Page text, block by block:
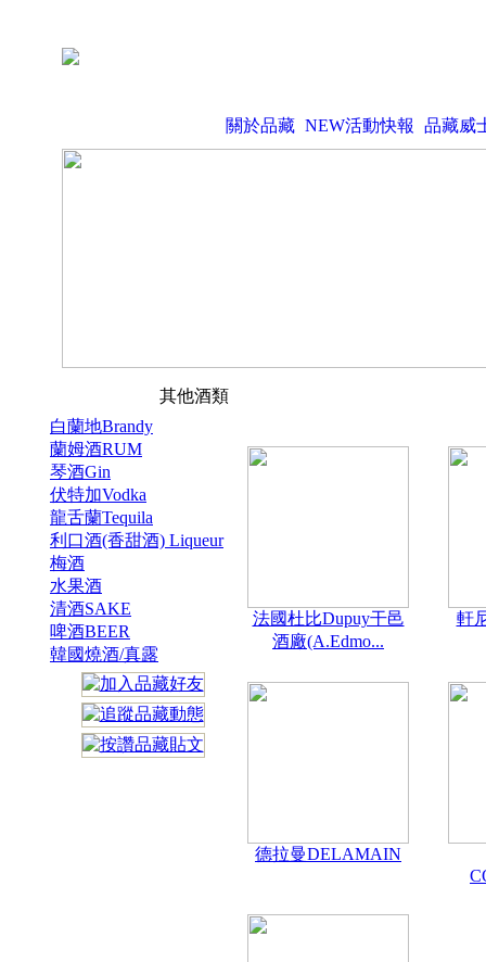
關於品藏 NEW活動快報 品藏威
其他酒類
白蘭地Brandy
蘭姆酒RUM
琴酒Gin
伏特加Vodka
龍舌蘭Tequila
利口酒(香甜酒) Liqueur
梅酒
水果酒
清酒SAKE
啤酒BEER
韓國燒酒/真露
法國杜比Dupuy干邑
酒廠(A.Edmo...
軒
德拉曼DELAMAIN